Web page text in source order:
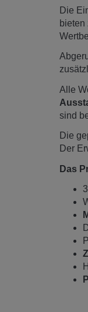
Die
bieten
Alle
sind
Die
Der
Das